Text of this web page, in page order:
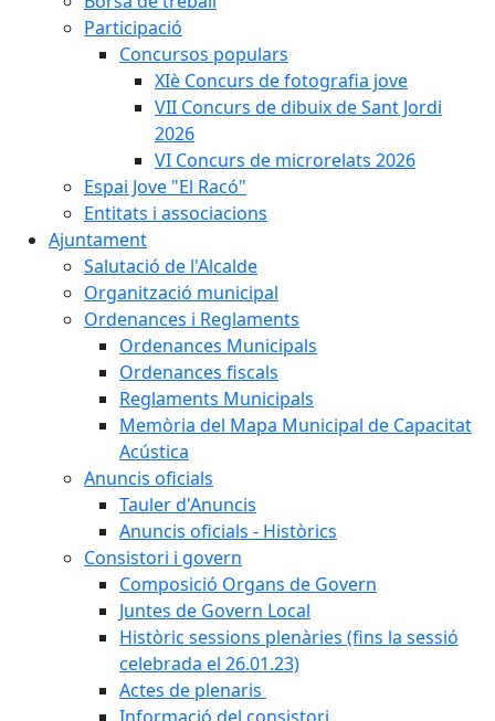
Participació
Concursos populars
XIè Concurs de fotografia jove
VII Concurs de dibuix de Sant Jordi
2026
VI Concurs de microrelats 2026
Espai Jove "El Racó"
Entitats i associacions
Ajuntament
Salutació de l'Alcalde
Organització municipal
Ordenances i Reglaments
Ordenances Municipals
Ordenances fiscals
Reglaments Municipals
Memòria del Mapa Municipal de Capacitat
Acústica
Anuncis oficials
Tauler d'Anuncis
Anuncis oficials - Històrics
Consistori i govern
Composició Organs de Govern
Juntes de Govern Local
Històric sessions plenàries (fins la sessió
celebrada el 26.01.23)
Actes de plenaris